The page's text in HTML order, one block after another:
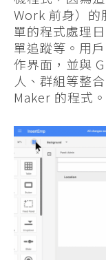
Work 前身）的
單的程式處理
單追蹤等。用
作界面，並與
人、群組等整
Maker 的程式。